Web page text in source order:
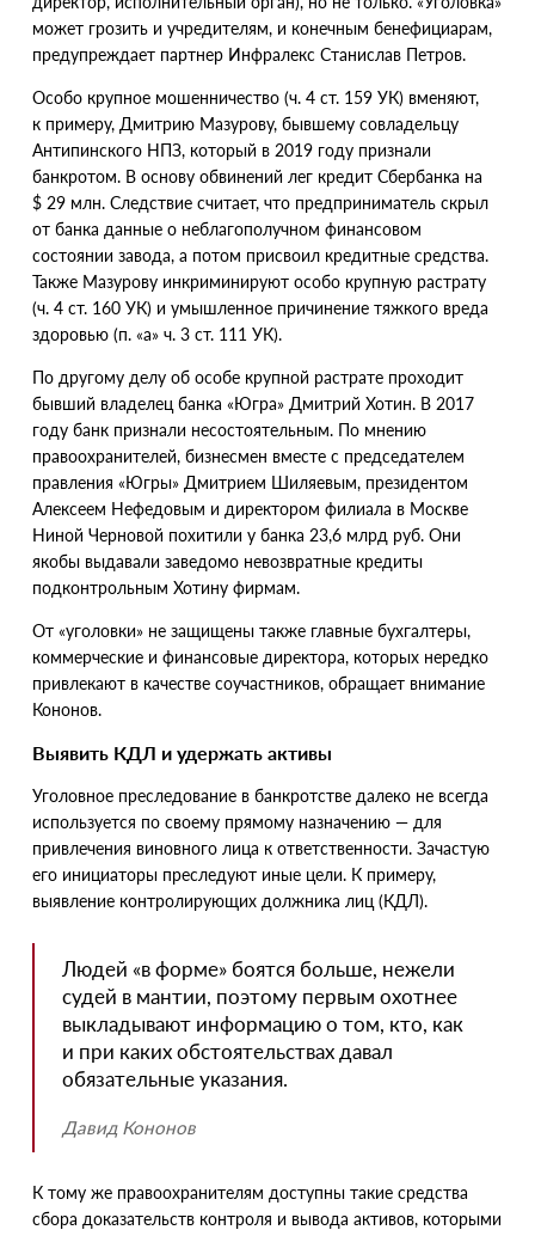
может грозить и учредителям, и конечным бенефициарам,
предупреждает партнер Инфралекс Станислав Петров.
Особо крупное мошенничество (ч. 4 ст. 159 УК) вменяют,
к примеру, Дмитрию Мазурову, бывшему совладельцу
Антипинского НПЗ, который в 2019 году признали
банкротом. В основу обвинений лег кредит Сбербанка на
$ 29 млн. Следствие считает, что предприниматель скрыл
от банка данные о неблагополучном финансовом
состоянии завода, а потом присвоил кредитные средства.
Также Мазурову инкриминируют особо крупную растрату
(ч. 4 ст. 160 УК) и умышленное причинение тяжкого вреда
здоровью (п. «а» ч. 3 ст. 111 УК).
По другому делу об особе крупной растрате проходит
бывший владелец банка «Югра» Дмитрий Хотин. В 2017
году банк признали несостоятельным. По мнению
правоохранителей, бизнесмен вместе с председателем
правления «Югры» Дмитрием Шиляевым, президентом
Алексеем Нефедовым и директором филиала в Москве
Ниной Черновой похитили у банка 23,6 млрд руб. Они
якобы выдавали заведомо невозвратные кредиты
подконтрольным Хотину фирмам.
От «уголовки» не защищены также главные бухгалтеры,
коммерческие и финансовые директора, которых нередко
привлекают в качестве соучастников, обращает внимание
Кононов.
Выявить КДЛ и удержать активы
Уголовное преследование в банкротстве далеко не всегда
используется по своему прямому назначению — для
привлечения виновного лица к ответственности. Зачастую
его инициаторы преследуют иные цели. К примеру,
выявление контролирующих должника лиц (КДЛ).
Людей «в форме» боятся больше, нежели
судей в мантии, поэтому первым охотнее
выкладывают информацию о том, кто, как
и при каких обстоятельствах давал
обязательные указания.
Давид Кононов
К тому же правоохранителям доступны такие средства
сбора доказательств контроля и вывода активов, которыми